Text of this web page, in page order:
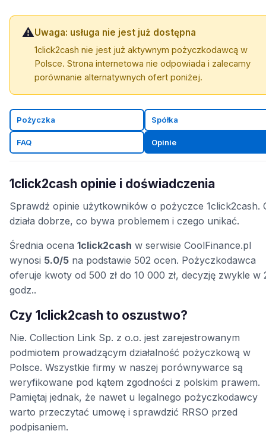
⚠️Uwaga: usługa nie jest już dostępna
1click2cash nie jest już aktywnym pożyczkodawcą w
Polsce. Strona internetowa nie odpowiada i zalecamy
porównanie alternatywnych ofert poniżej.
Pożyczka Spółka
FAQ Opinie
1click2cash opinie i doświadczenia
Sprawdź opinie użytkowników o pożyczce 1click2cash.
działa dobrze, co bywa problemem i czego unikać.
Średnia ocena 1click2cash w serwisie CoolFinance.pl
wynosi 5.0/5 na podstawie 502 ocen. Pożyczkodawca
oferuje kwoty od 500 zł do 10 000 zł, decyzję zwykle w
godz..
Czy 1click2cash to oszustwo?
Nie. Collection Link Sp. z o.o. jest zarejestrowanym
podmiotem prowadzącym działalność pożyczkową w
Polsce. Wszystkie firmy w naszej porównywarce są
weryfikowane pod kątem zgodności z polskim prawem.
Pamiętaj jednak, że nawet u legalnego pożyczkodawcy
warto przeczytać umowę i sprawdzić RRSO przed
podpisaniem.